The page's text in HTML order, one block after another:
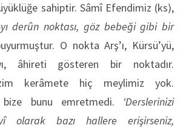
sahiptir. Sâmî Efendimiz (ks),
yı derûn noktası, göz bebeği gibi bir
O nokta Arş’ı, Kürsü’yü,
âhireti gösteren bir noktadır.
kerâmete hiç meylimiz yok.
bize bunu emretmedi. ‘Derslerinizi
olarak bazı hallere erişirseniz,